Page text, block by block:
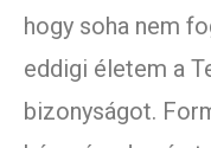
hogy soha nem
eddigi életem a
bizonyságot.